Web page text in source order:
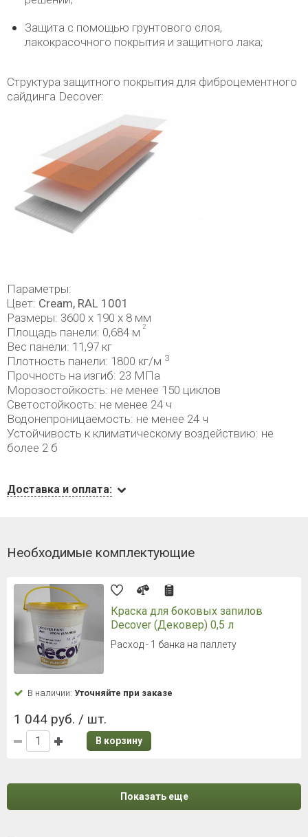
Защита с помощью грунтового слоя,
лакокрасочного покрытия и защитного лака;
Структура защитного покрытия для фиброцементного
сайдинга Decover:
Параметры:
Цвет: Cream, RAL 1001
Размеры: 3600 x 190 x 8 мм
Площадь панели: 0,684 м 2
Вес панели: 11,97 кг
Плотность панели: 1800 кг/м 3
Прочность на изгиб: 23 МПа
Морозостойкость: не менее 150 циклов
Светостойкость: не менее 24 ч
Водонепроницаемость: не менее 24 ч
Устойчивость к климатическому воздействию: не
более 2 б
Доставка и оплата:
Необходимые комплектующие
Краска для боковых запилов
Decover (Дековер) 0,5 л
Расход - 1 банка на паллету
В наличии: Уточняйте при заказе
1 044 руб. / шт.
В корзину
Показать еще